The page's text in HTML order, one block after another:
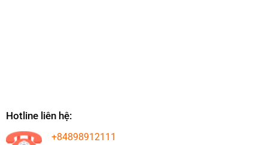
Hotline liên hệ:
+84898912111